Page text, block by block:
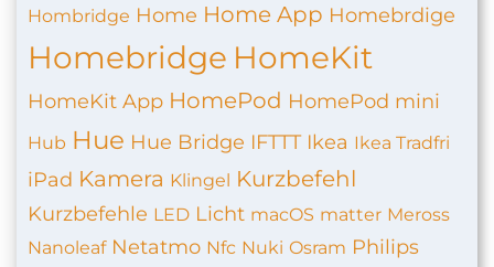
Hombridge Home Home App Homebrdige
Homebridge HomeKit
HomeKit App HomePod HomePod mini
Hub Hue Hue Bridge IFTTT Ikea Ikea Tradfri
iPad Kamera Klingel Kurzbefehl
Kurzbefehle LED Licht macOS matter Meross
Nanoleaf Netatmo Nfc Nuki Osram Philips